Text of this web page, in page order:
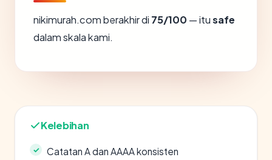
nikimurah.com berakhir di 75/100 — itusafe
dalam skala kami.
Kelebihan
Catatan A dan AAAA konsisten